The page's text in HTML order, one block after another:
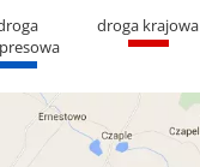
droga krajowa